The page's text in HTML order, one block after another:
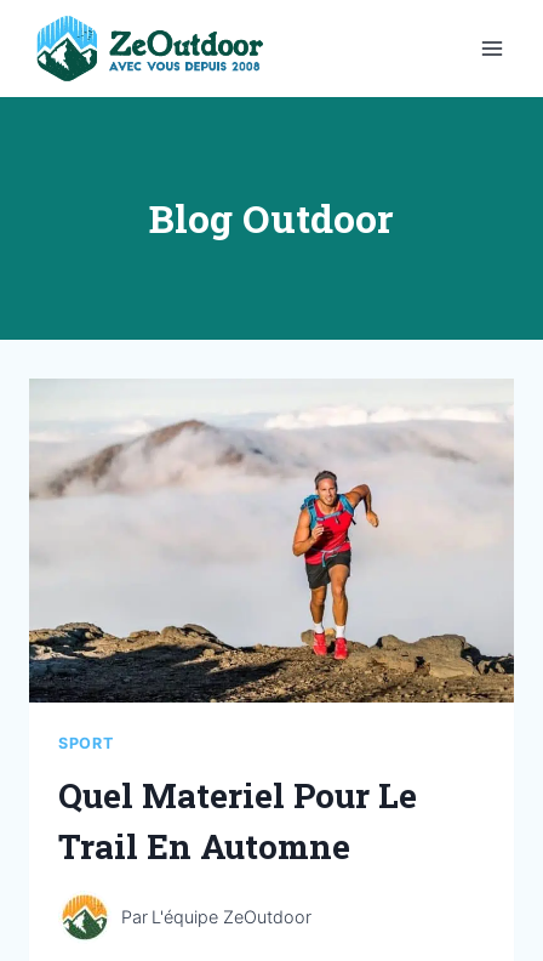
contenu
Blog Outdoor
SPORT
Quel Materiel Pour Le
Trail En Automne
Par L'équipe ZeOutdoor